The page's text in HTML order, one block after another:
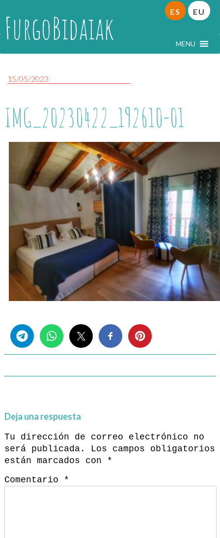
FurgoBidaiak MENU
ES EU
15/05/2023
IMG_20230422_192610-01
Deja una respuesta
Tu dirección de correo electrónico no
será publicada.
Los campos obligatorios
están marcados con
*
Comentario
*